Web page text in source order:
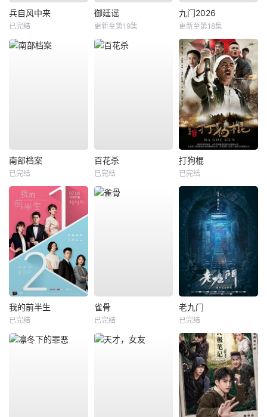
兵自风中来
已完结
御廷谣
更新至第19集
九门2026
更新至第18集
南部档案
已完结
百花杀
已完结
打狗棍
已完结
我的前半生
已完结
雀骨
已完结
老九门
已完结